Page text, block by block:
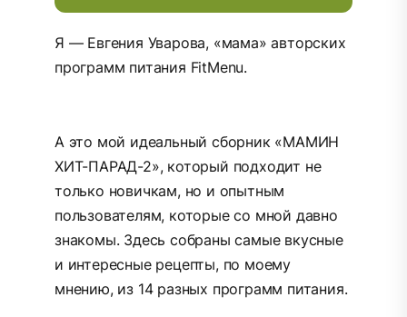
Я — Евгения Уварова, «мама» авторских
программ питания FitMenu.
А это мой идеальный сборник «МАМИН
ХИТ-ПАРАД-2», который подходит не
только новичкам, но и опытным
пользователям, которые со мной давно
знакомы. Здесь собраны самые вкусные
и интересные рецепты, по моему
мнению, из 14 разных программ питания.